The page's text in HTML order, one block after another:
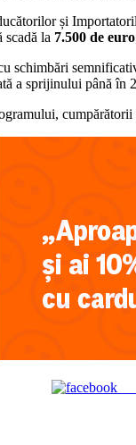
și
scadă la 7.500 de euro
schimbări
a sprijinului până în